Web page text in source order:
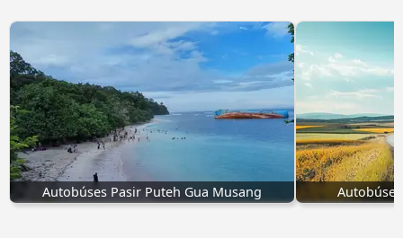
Autobúses Pasir Puteh Gua Musang